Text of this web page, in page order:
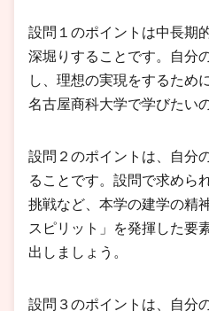
設問１のポイントは中長期
深堀りすることです。自分
し、理想の実現をするため
名古屋商科大学で学びたい
設問２のポイントは、自分
ることです。設問で求めら
挑戦など、本学の建学の精
スピリット」を発揮した要
出しましょう。
設問３のポイントは、自分